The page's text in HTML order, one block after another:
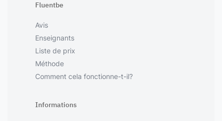
Fluentbe
Avis
Enseignants
Liste de prix
Méthode
Comment cela fonctionne-t-il?
Informations